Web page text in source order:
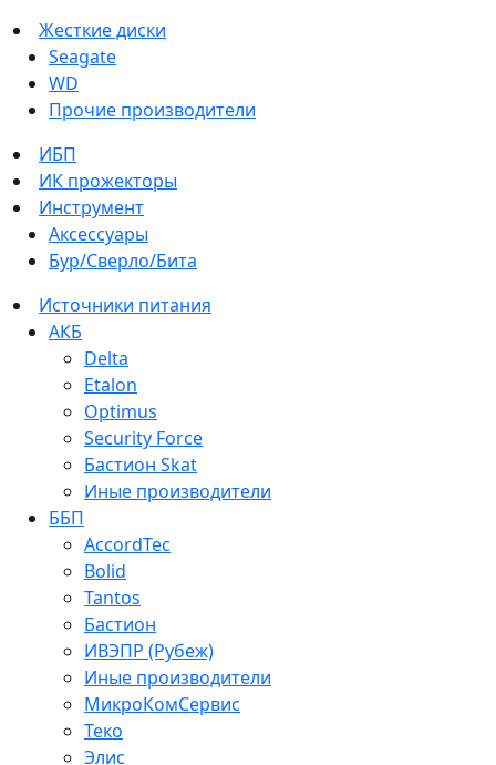
Жесткие диски
Seagate
WD
Прочие производители
ИБП
ИК прожекторы
Инструмент
Аксессуары
Бур/Сверло/Бита
Источники питания
АКБ
Delta
Etalon
Optimus
Security Force
Бастион Skat
Иные производители
ББП
AccordTec
Bolid
Tantos
Бастион
ИВЭПР (Рубеж)
Иные производители
МикроКомСервис
Теко
Элис